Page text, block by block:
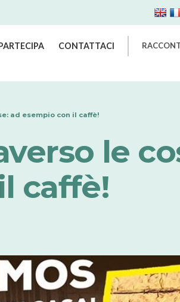
PARTECIPA CONTATTACI
ad esempio con il caffè!
le
caffè!